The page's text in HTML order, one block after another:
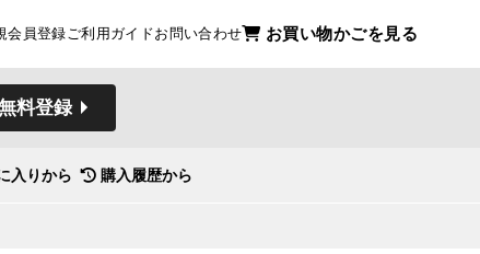
会員登録ご利用ガイドお問い合わせ お買い物かごを見る
料登録
入りから 購入履歴から